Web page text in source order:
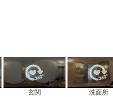
玄関 洗面所